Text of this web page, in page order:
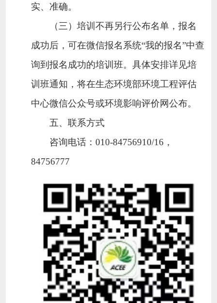
实、准确。
（三）培训不再另行公布名单，报名
成功后，可在微信报名系统“我的报名”中查
询到报名成功的培训班。具体安排详见培
训班通知，将在生态环境部环境工程评估
中心微信公众号或环境影响评价网公布。
五、联系方式
咨询电话：010-84756910/16 ，
84756777